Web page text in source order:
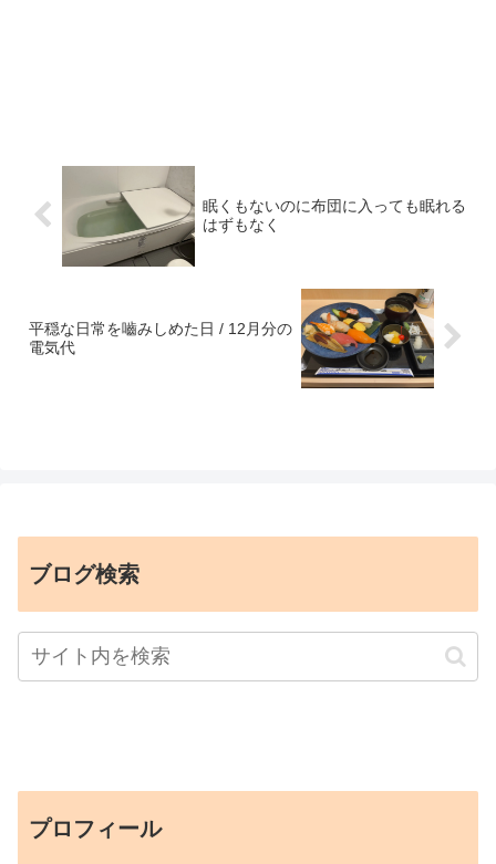
眠くもないのに布団に入っても眠れる
はずもなく
平穏な日常を嚙みしめた日 / 12月分の
電気代
ブログ検索
プロフィール